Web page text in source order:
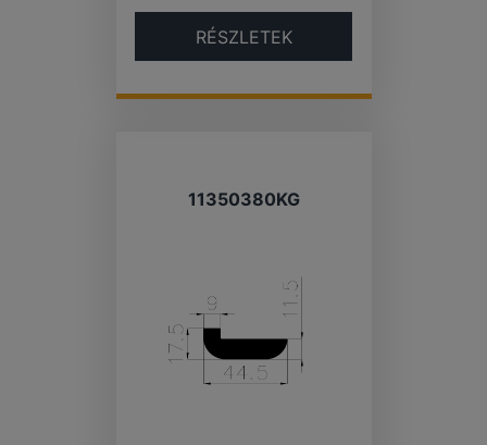
RÉSZLETEK
11350380KG